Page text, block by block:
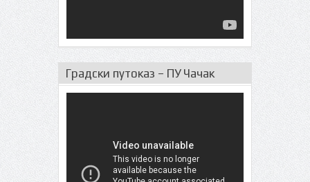
Градски путоказ – ПУ Чачак